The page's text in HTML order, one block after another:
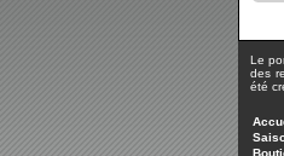
Le
des
été